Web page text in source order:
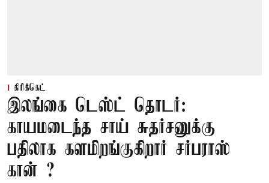
கிரிக்கெட்
இலங்கை டெஸ்ட் தொடர்:
காயமடைந்த சாய் சுதர்சனுக்கு
பதிலாக களமிறங்குகிறார் சர்பராஸ்
கான் ?